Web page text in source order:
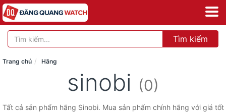
Tìm kiếm
Trang chủ Hãng
sinobi (0)
Tất cả sản phẩm hãng Sinobi. Mua sản phẩm chính hãng với giá tốt